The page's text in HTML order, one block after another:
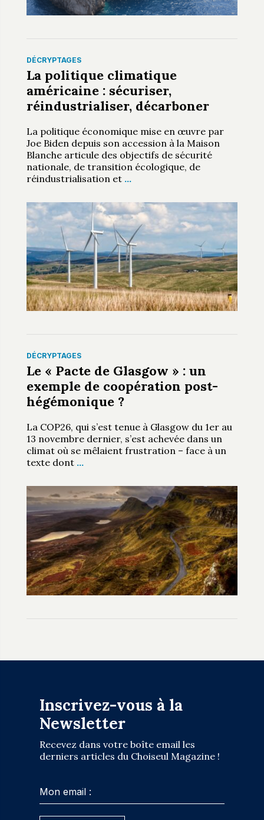
DÉCRYPTAGES
La politique climatique
américaine : sécuriser,
réindustrialiser, décarboner
La politique économique mise en œuvre par
Joe Biden depuis son accession à la Maison
Blanche articule des objectifs de sécurité
nationale, de transition écologique, de
réindustrialisation et …
DÉCRYPTAGES
Le « Pacte de Glasgow » : un
exemple de coopération post-
hégémonique ?
La COP26, qui s’est tenue à Glasgow du 1er au
13 novembre dernier, s’est achevée dans un
climat où se mêlaient frustration – face à un
texte dont …
Inscrivez-vous à la
Newsletter
Recevez dans votre boîte email les
derniers articles du Choiseul Magazine !